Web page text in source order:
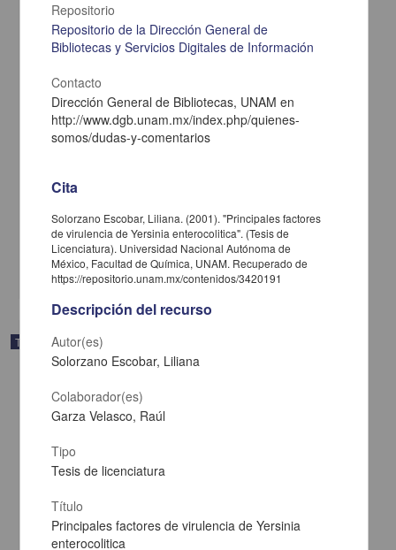
de la mariposa Monarca en el ejido El Rosario, estado de
Michoacan
Vega López, Sergio Emmanuel
Biología y Química
Trabajo de grado
Repositorio
Repositorio de la Dirección General de
Bibliotecas y Servicios Digitales de Información
Contacto
Dirección General de Bibliotecas, UNAM en
http://www.dgb.unam.mx/index.php/quienes-
somos/dudas-y-comentarios
Cita
Solorzano Escobar, Liliana. (2001). "Principales factores
de virulencia de Yersinia enterocolitica". (Tesis de
Licenciatura). Universidad Nacional Autónoma de
México, Facultad de Química, UNAM. Recuperado de
https://repositorio.unam.mx/contenidos/3420191
Descripción del recurso
Autor(es)
Solorzano Escobar, Liliana
Colaborador(es)
Garza Velasco, Raúl
Tipo
Tesis de licenciatura
Título
Principales factores de virulencia de Yersinia
enterocolitica